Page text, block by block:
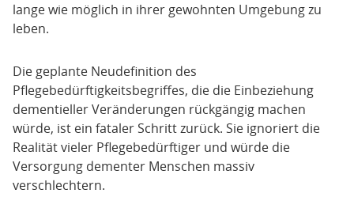
lange wie möglich in ihrer gewohnten Umgebung zu
leben.
Die geplante Neudefinition des
Pflegebedürftigkeitsbegriffes, die die Einbeziehung
dementieller Veränderungen rückgängig machen
würde, ist ein fataler Schritt zurück. Sie ignoriert die
Realität vieler Pflegebedürftiger und würde die
Versorgung dementer Menschen massiv
verschlechtern.